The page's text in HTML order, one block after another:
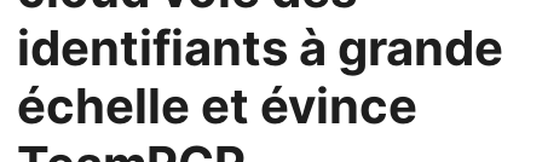
identifiants à grande
échelle et évince